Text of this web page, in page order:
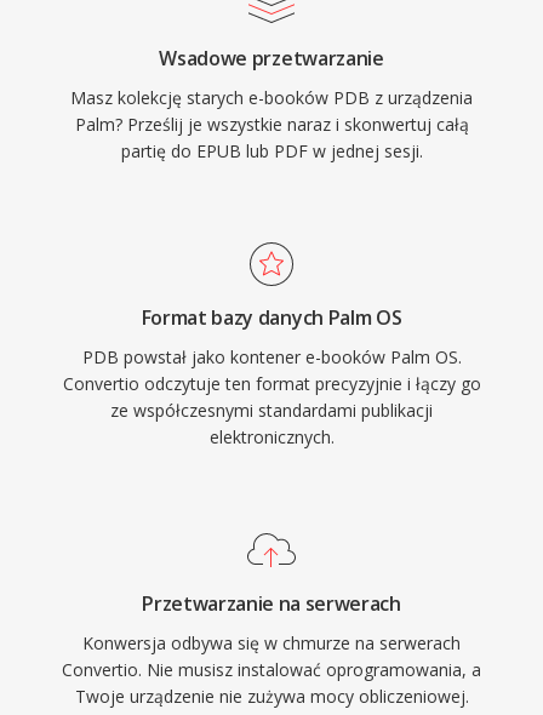
Wsadowe przetwarzanie
Masz kolekcję starych e-booków PDB z urządzenia
Palm? Prześlij je wszystkie naraz i skonwertuj całą
partię do EPUB lub PDF w jednej sesji.
Format bazy danych Palm OS
PDB powstał jako kontener e-booków Palm OS.
Convertio odczytuje ten format precyzyjnie i łączy go
ze współczesnymi standardami publikacji
elektronicznych.
Przetwarzanie na serwerach
Konwersja odbywa się w chmurze na serwerach
Convertio. Nie musisz instalować oprogramowania, a
Twoje urządzenie nie zużywa mocy obliczeniowej.